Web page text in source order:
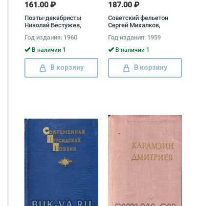
161.00 ₽
Поэты-декабристы
Николай Бестужев,
Гавриил Батеньков
Год издания: 1960
В наличии 1
В корзину
187.00 ₽
Советский фельетон
Сергей Михалков,
Ильф
Год издания: 1959
В наличии 1
В корзину